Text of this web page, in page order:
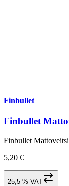
Finbullet
Finbullet
Finbullet
5,20 €
25,5 % VAT